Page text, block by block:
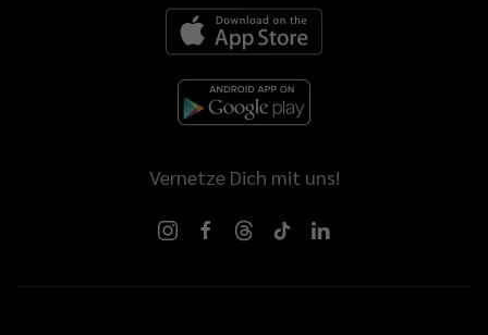
Vernetze Dich mit uns!